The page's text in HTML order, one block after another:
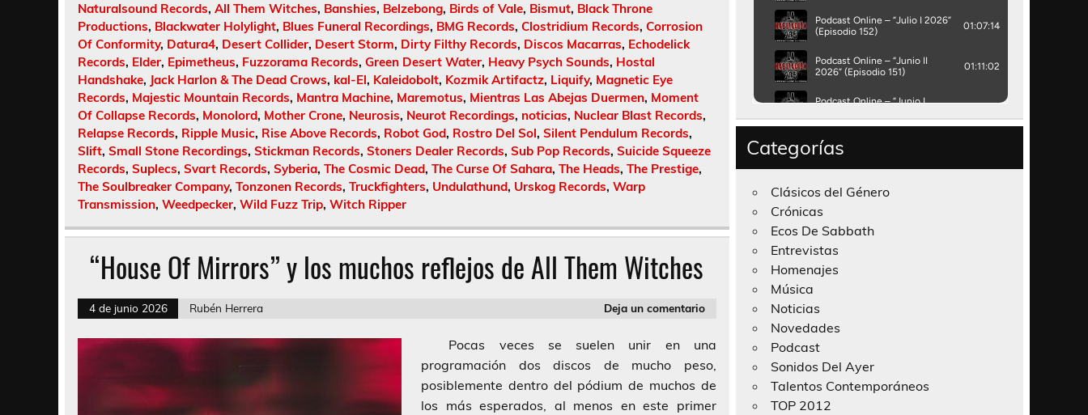
Naturalsound Records, All Them Witches, Banshies, Belzebong, Birds of Vale, Bismut, Black Throne
Productions, Blackwater Holylight, Blues Funeral Recordings, BMG Records, Clostridium Records, Corrosion
Of Conformity, Datura4, Desert Collider, Desert Storm, Dirty Filthy Records, Discos Macarras, Echodelick
Records, Elder, Epimetheus, Fuzzorama Records, Green Desert Water, Heavy Psych Sounds, Hostal
Handshake, Jack Harlon & The Dead Crows, kal-El, Kaleidobolt, Kozmik Artifactz, Liquify, Magnetic Eye
Records, Majestic Mountain Records, Mantra Machine, Maremotus, Mientras Las Abejas Duermen, Moment
Of Collapse Records, Monolord, Mother Crone, Neurosis, Neurot Recordings, noticias, Nuclear Blast Records,
Relapse Records, Ripple Music, Rise Above Records, Robot God, Rostro Del Sol, Silent Pendulum Records,
Slift, Small Stone Recordings, Stickman Records, Stoners Dealer Records, Sub Pop Records, Suicide Squeeze
Records, Suplecs, Svart Records, Syberia, The Cosmic Dead, The Curse Of Sahara, The Heads, The Prestige,
The Soulbreaker Company, Tonzonen Records, Truckfighters, Undulathund, Urskog Records, Warp
Transmission, Weedpecker, Wild Fuzz Trip, Witch Ripper
“House Of Mirrors” y los muchos reflejos de All Them Witches
4 de junio 2026 Rubén Herrera Deja un comentario
Pocas veces se suelen unir en una
programación dos discos de mucho peso,
posiblemente dentro del pódium de muchos de
los más esperados, al menos en este primer
Categorías
Clásicos del Género
Crónicas
Ecos De Sabbath
Entrevistas
Homenajes
Música
Noticias
Novedades
Podcast
Sonidos Del Ayer
Talentos Contemporáneos
TOP 2012